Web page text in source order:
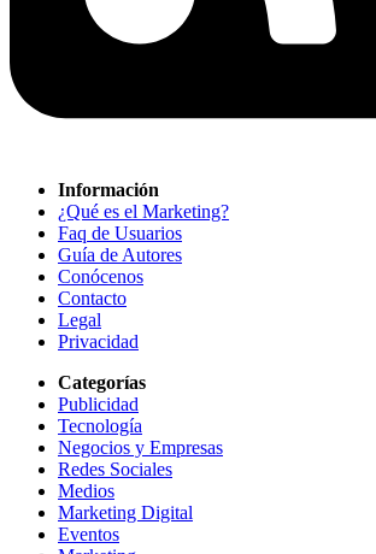
Información
¿Qué es el Marketing?
Faq de Usuarios
Guía de Autores
Conócenos
Contacto
Legal
Privacidad
Categorías
Publicidad
Tecnología
Negocios y Empresas
Redes Sociales
Medios
Marketing Digital
Eventos